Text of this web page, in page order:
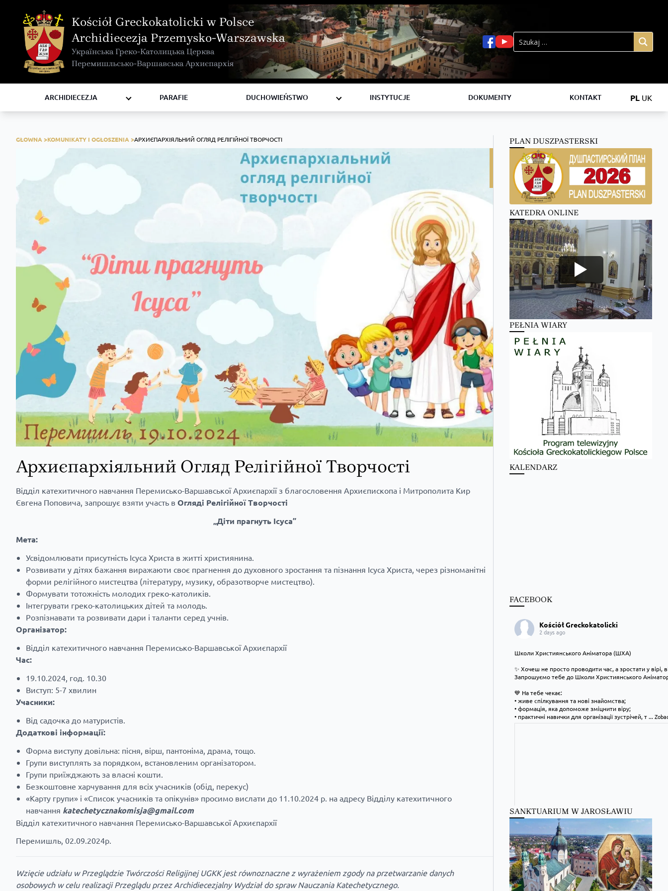
Kościół Greckokatolicki w Polsce
Archidiecezja Przemysko-Warszawska
Українська Греко-Католицька Церква
Перемишльсько-Варшавська Архиєпархія
ARCHIDIECEZJA
KURIA METROPOLITALNA
KAPITUŁA
KOMISJE I WYDZIAŁY
RADY
ZAKONY I ZGROMADZENIA
PARAFIE
DUCHOWIEŃSTWO
BISKUPI
KSIĘŻA
INSTYTUCJE
DOKUMENTY KONTAKT PL UK
GŁOWNA >KOMUNIKATY I OGŁOSZENIA >АРХИЄПАРХІЯЛЬНИЙ ОГЛЯД РЕЛІГІЙНОЇ ТВОРЧОСТІ
19
października
Архиєпархіяльний Огляд Релігійної Творчості
Відділ катехитичного навчання Перемисько-Варшавської Архиєпархії з благословення Aрхиєпископа і Митрополита Кир
Євгена Поповича, запрошує взяти участь в Огляді Релігійної Творчості
„Діти прагнуть Ісуса”
Мета:
Усвідомлювати присутність Ісуса Христа в житті християнина.
Розвивати у дітях бажання виражаюти своє прагнення до духовного зростання та пізнання Ісуса Христа, через різноманітні
форми релігійного мистецтва (літературу, музику, образотворче мистецтво).
Формувати тотожність молодих греко-католиків.
Інтегрувати греко-католицьких дітей та молодь.
Розпізнавати та розвивати дари і таланти серед учнів.
Організатор:
Відділ катехитичного навчання Перемисько-Варшавської Архиєпархії
Час:
19.10.2024, год. 10.30
Виступ: 5-7 хвилин
Учасники:
Від садочка до матуристів.
Додаткові інформації:
Форма виступу довільна: пісня, вірш, пантоніма, драма, тощо.
Групи виступлять за порядком, встановленим організатором.
Групи приїжджають за власні кошти.
Безкоштовне харчування для всіх учасників (обід, перекус)
«Карту групи» і «Список учасників та опікунів» просимо вислати до 11.10.2024 р. на адресу Відділу катехитичного
навчання katechetycznakomisja@gmail.com
Відділ катехитичного навчання Перемисько-Варшавської Архиєпархії
Перемишль, 02.09.2024р.
Wzięcie udziału w Przeglądzie Twórczości Religijnej UGKK jest równoznaczne z wyrażeniem zgody na przetwarzanie danych
osobowych w celu realizacji Przeglądu przez Archidiecezjalny Wydział do spraw Nauczania Katechetycznego.
PLAN DUSZPASTERSKI
KATEDRA ONLINE
PEŁNIA WIARY
KALENDARZ
FACEBOOK
Kościół Greckokatolicki
2 days ago
Школи Християнського Аніматора (ШХА)
✨ Хочеш не просто проводити час, а зростати у вірі,
Запрошуємо тебе до Школи Християнського
💙 На тебе чекає:
• живе спілкування та нові знайомства;
• формація, яка допоможе зміцнити віру;
• практичні навички для організації зустрічей, т...
Kościół Greckokatolicki
2 days ago
SANKTUARIUM W JAROSŁAWIU